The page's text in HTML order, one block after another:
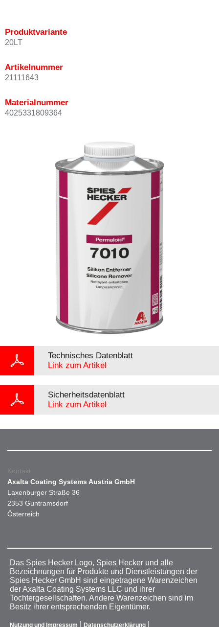
Produktvariante
20LT
Artikelnummer
21111643
Materialnummer
4025331809364
Technisches Datenblatt
Link zum Artikel
Sicherheitsdatenblatt
Link zum Artikel
Kontakt
Axalta Coating Systems Austria GmbH
Laxenburger Straße 36
2353 Guntramsdorf
Österreich
Das Spies Hecker Logo, Spies Hecker und alle
Bezeichnungen für Produkte und Dienstleistungen der
Spies Hecker GmbH sind eingetragene Warenzeichen
der Axalta Coating Systems LLC und ihrer
Tochtergesellschaften. Andere Warenzeichen sind im
Besitz ihrer entsprechenden Eigentümer.
Nutzung und Impressum Datenschutzerklärung